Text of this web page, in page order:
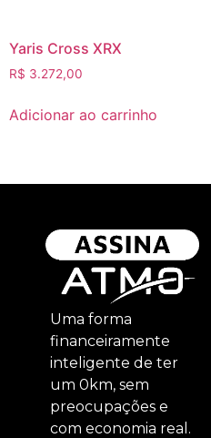
Yaris Cross XRX
R$ 3.272,00
Adicionar ao carrinho
Uma forma
financeiramente
inteligente de ter
um 0km, sem
preocupações e
com economia real.